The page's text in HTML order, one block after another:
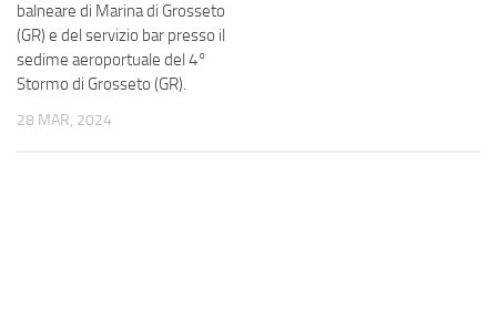
balneare di Marina di Grosseto
(GR) e del servizio bar presso il
sedime aeroportuale del 4°
Stormo di Grosseto (GR).
28 MAR, 2024